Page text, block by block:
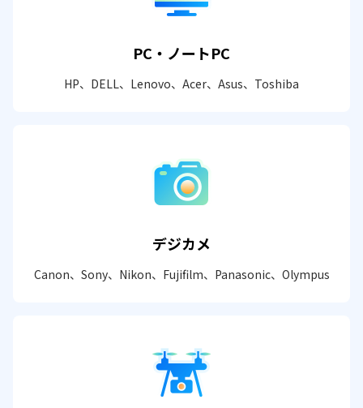
PC・ノートPC
HP、DELL、Lenovo、Acer、Asus、Toshiba
デジカメ
Canon、Sony、Nikon、Fujifilm、Panasonic、Olympus